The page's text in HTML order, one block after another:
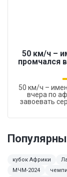
50 км/ч –
промчался
50 км/ч –
вчера по
завоевать
кубок Африки
МЧМ-2024